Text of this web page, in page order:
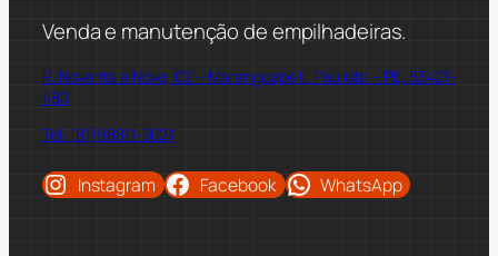
Venda e manutenção de empilhadeiras.
R. Noventa e Nove, 02 – Maranguape II, Paulista – PE, 53421-
480
Tel: (81)98811-5021
Instagram Facebook WhatsApp